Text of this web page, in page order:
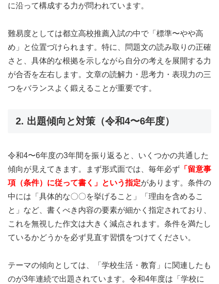
に沿って構成する力が問われています。
難易度としては都立高校推薦入試の中で「標準〜やや高
め」と位置づけられます。特に、問題文の読み取りの正確
さと、具体的な根拠を示しながら自分の考えを展開する力
が合否を左右します。文章の読解力・思考力・表現力の三
つをバランスよく鍛えることが重要です。
2. 出題傾向と対策（令和4〜6年度）
令和4〜6年度の3年間を振り返ると、いくつかの共通した
傾向が見えてきます。まず形式面では、毎年必ず 「留意事
項（条件）に従って書く」という指定があります。条件の
中には「具体的な〇〇を挙げること」「理由を含めるこ
と」など、書くべき内容の要素が細かく指定されており、
これを無視した作文は大きく減点されます。条件を満たし
ているかどうかを必ず見直す習慣をつけてください。
テーマの傾向としては、「学校生活・教育」に関連したも
のが3年連続で出題されています。令和4年度は「学校に